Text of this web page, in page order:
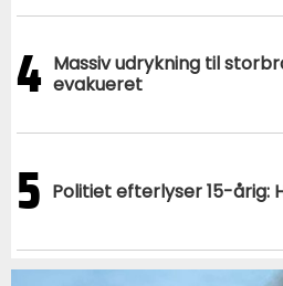
4 Massiv udrykning til
evakueret
5 Politiet efterlyser 15-årig: